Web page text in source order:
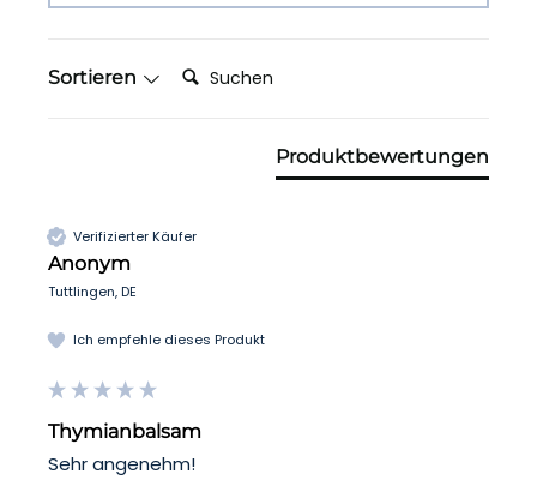
Sortieren
Suchen:
Produktbewertungen
Verifizierter Käufer
Anonym
Tuttlingen, DE
Ich empfehle dieses Produkt
Thymianbalsam
Sehr angenehm!